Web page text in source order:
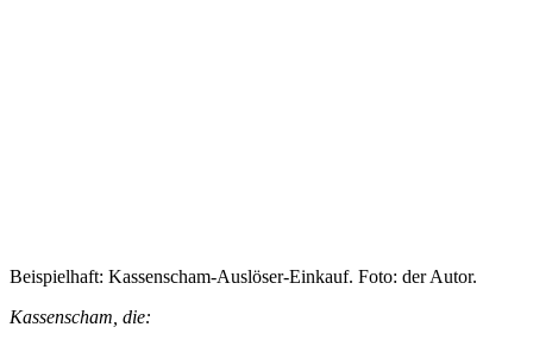
Beispielhaft: Kassenscham-Auslöser-Einkauf. Foto: der Autor.
Kassenscham, die: